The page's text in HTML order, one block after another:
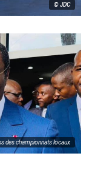
© JDC
des championnats locaux